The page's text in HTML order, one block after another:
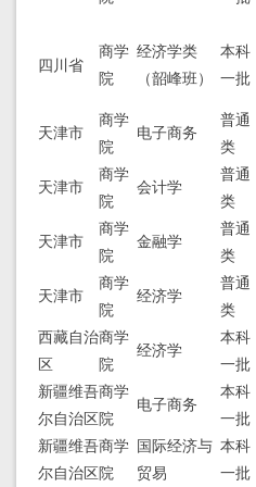
四川省
商学
院
经济学类
（韶峰班）
本科
一批
天津市
商学
院
电子商务
普通
类
天津市
商学
院
会计学
普通
类
天津市
商学
院
金融学
普通
类
天津市
商学
院
经济学
普通
类
西藏自治
区
商学
院
经济学
本科
一批
新疆维吾
尔自治区
商学
院
电子商务
本科
一批
新疆维吾
尔自治区
商学
院
国际经济与
贸易
本科
一批